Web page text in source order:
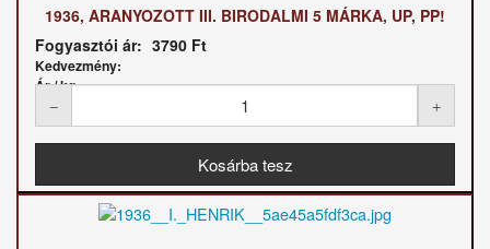
1936, ARANYOZOTT III. BIRODALMI 5 MÁRKA, UP, PP!
Fogyasztói ár: 3790 Ft
Kedvezmény:
Ár / kg: